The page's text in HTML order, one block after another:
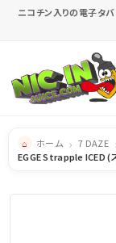
ニコチン入りの電子タ
ホーム
7 DAZE
EGGE Strapple ICED (